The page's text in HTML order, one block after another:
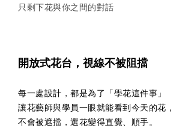
只剩下花與你之間的對話
開放式花台，視線不被阻擋
每一處設計，都是為了「學花這件事」
讓花藝師與學員一眼就能看到今天的花，
不會被遮擋，選花變得直覺、順手。